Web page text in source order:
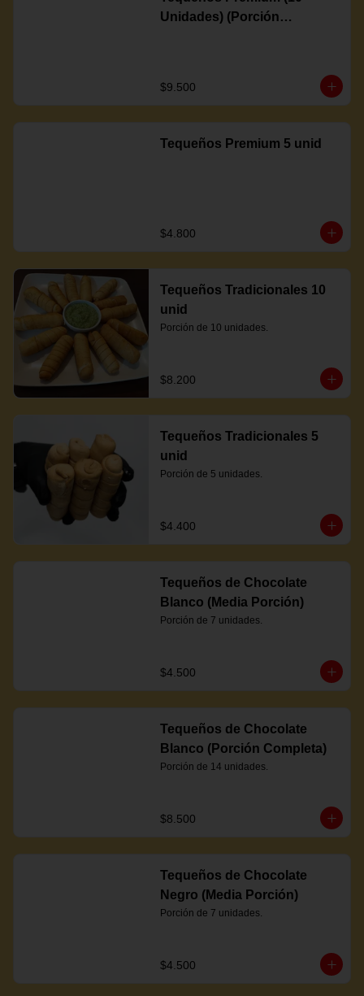
Unidades) (Porción
$9.500
Tequeños Premium 5 unid
$4.800
Tequeños Tradicionales 10
unid
Porción de 10 unidades.
$8.200
Tequeños Tradicionales 5
unid
Porción de 5 unidades.
$4.400
Tequeños de Chocolate
Blanco (Media Porción)
Porción de 7 unidades.
$4.500
Tequeños de Chocolate
Blanco (Porción Completa)
Porción de 14 unidades.
$8.500
Tequeños de Chocolate
Negro (Media Porción)
Porción de 7 unidades.
$4.500